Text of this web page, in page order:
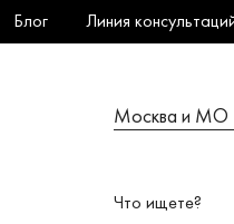
Блог Линия
Москва и МО